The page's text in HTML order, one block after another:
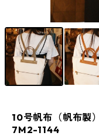
10号帆布（帆布
7M2-1144